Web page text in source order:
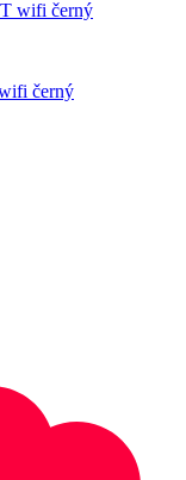
černý